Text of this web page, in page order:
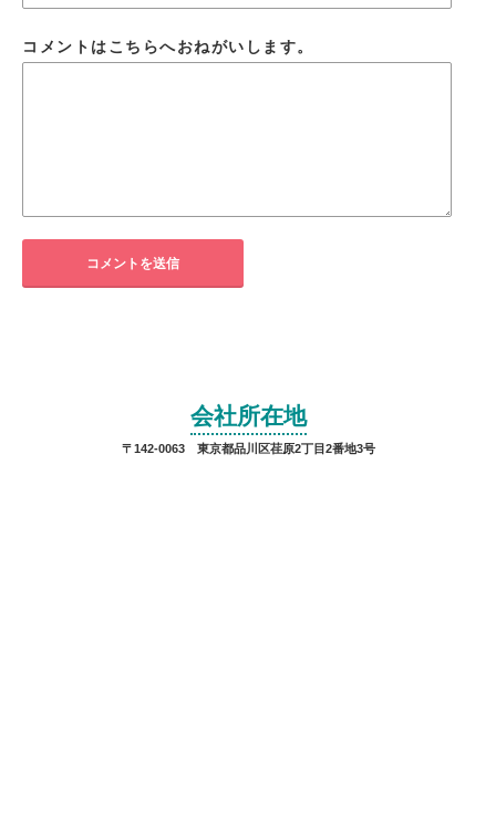
コメントはこちらへおねがいします。
会社所在地
〒142-0063 東京都品川区荏原2丁目2番地3号